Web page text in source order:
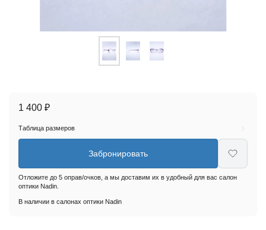
1 400 ₽
Таблица размеров
Забронировать
Отложите до 5 оправ/очков, а мы доставим их в удобный для вас салон
оптики Nadin.
В наличии в салонах оптики Nadin